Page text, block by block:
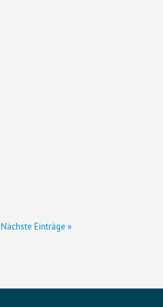
Nächste Einträge »